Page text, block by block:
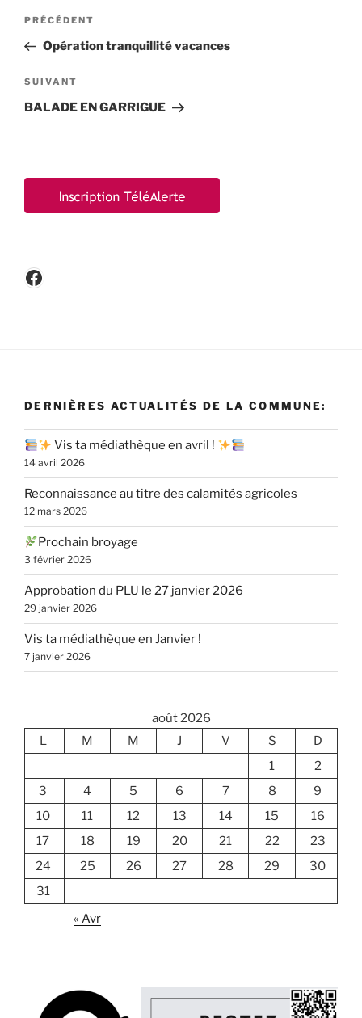
Navigation
l’article
Article
précédent
PRÉCÉDENT
Opération tranquillité vacances
Article
suivant
SUIVANT
BALADE EN GARRIGUE
Facebook
DERNIÈRES ACTUALITÉS DE LA COMMUNE:
Vis ta médiathèque en avril !
14 avril 2026
Reconnaissance au titre des calamités agricoles
12 mars 2026
Prochain broyage
3 février 2026
Approbation du PLU le 27 janvier 2026
29 janvier 2026
Vis ta médiathèque en Janvier !
7 janvier 2026
août 2026
L
M M J V S
D
1
2
3
4 5 6 7 8
9
10
11 12 13 14 15
16
17
18 19 20 21 22
23
24
25 26 27 28 29
30
31
« Avr